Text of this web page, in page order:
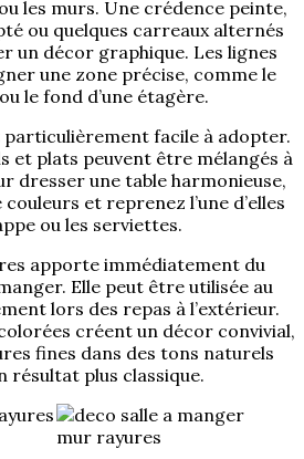
les murs. Une crédence peinte,
ou quelques carreaux alternés
un décor graphique. Les lignes
une zone précise, comme le
le fond d’une étagère.
particulièrement facile à adopter.
et plats peuvent être mélangés à
dresser une table harmonieuse,
et reprenez l’une d’elles
ou les serviettes.
apporte immédiatement du
Elle peut être utilisée au
lors des repas à l’extérieur.
créent un décor convivial,
fines dans des tons naturels
résultat plus classique.